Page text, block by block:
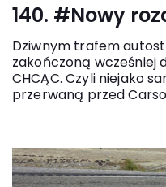
140. #Nowy
Dziwnym trafem
zakończoną wcześniej
CHCĄC. Czyli niejako
przerwaną przed